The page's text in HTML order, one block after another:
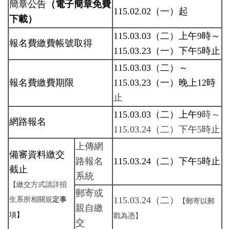
簡章公告 （電子簡章免費
下載）
115.02.02（一）起
報名費繳費帳號取得
115.03.03（二）上午9時～
115.03.23（一）下午5時止
報名費繳費期限
115.03.03 （二）
～
115.03.23 （一）晚上12時
止
網路報名
115.03.03 （二）上午9時～
115.03.24（二）下午5時止
備審資料繳交
截止
【繳交方式請詳招
生系所相關規定事
項】
上傳網
路報名
系統
115.03.24（二）下午5時止
郵寄或
親自繳
交
115.03.24（二）
【郵寄以郵
戳為憑】